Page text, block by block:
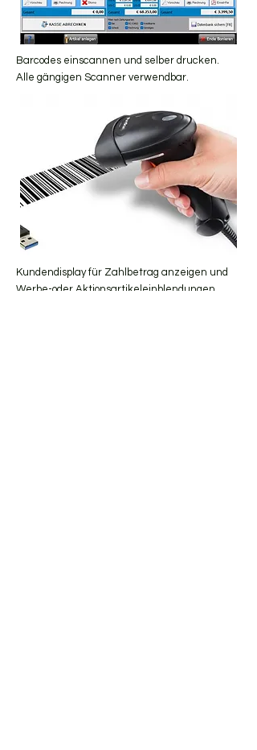
Barcodes einscannen und selber drucken.
Alle gängigen Scanner verwendbar.
Kundendisplay für Zahlbetrag anzeigen und
Werbe-oder Aktionsartikeleinblendungen.